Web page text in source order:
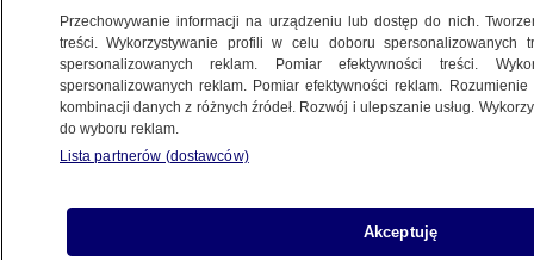
24.09.2023, 09:00
Udostępnij
Przechowywanie informacji na urządzeniu lub dostęp do nich.
treści. Wykorzystywanie profili w celu doboru spersonalizowanych
spersonalizowanych reklam. Pomiar efektywności treści.
spersonalizowanych reklam. Pomiar efektywności reklam.
kombinacji danych z różnych źródeł. Rozwój i ulepszanie usług.
do wyboru reklam.
Lista partnerów (dostawców)
Akceptuję